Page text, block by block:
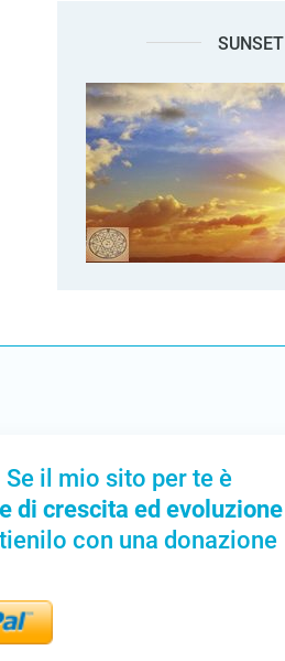
SUNSET
Se il mio sito per te è
di crescita ed evoluzione
con una donazione